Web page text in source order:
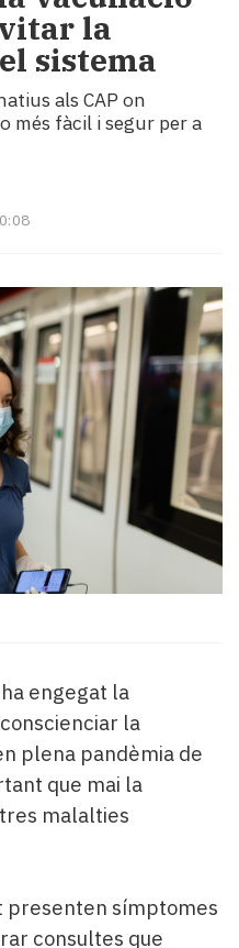
la
sistema
als CAP on
més fàcil i segur per a
engegat la
la
plena pandèmia de
que mai la
malalties
presenten símptomes
consultes que